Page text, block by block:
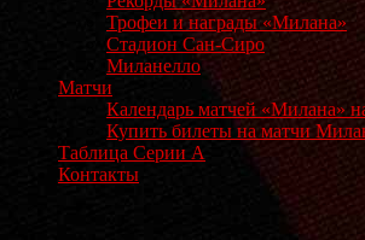
Трофеи и награды «Милана»
Стадион Сан-Сиро
Миланелло
Матчи
Календарь матчей «Милана»
Купить билеты на матчи
Таблица Серии А
Контакты